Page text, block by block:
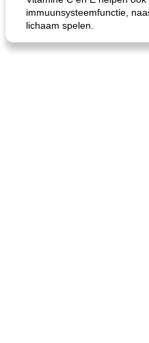
immuunsysteemfunctie,
lichaam spelen.